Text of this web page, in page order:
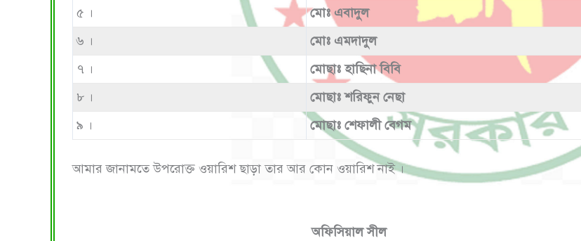
৫ ।
মোঃ এবাদুল
৬ ।
মোঃ এমদাদুল
৭ ।
মোছাঃ হাছিনা বিবি
৮ ।
মোছাঃ শরিফুন নেছা
৯ ।
মোছাঃ শেফালী বেগম
আমার জানামতে উপরোক্ত ওয়ারিশ ছাড়া তার আর কোন ওয়ারিশ নাই ।
অফিসিয়াল সীল